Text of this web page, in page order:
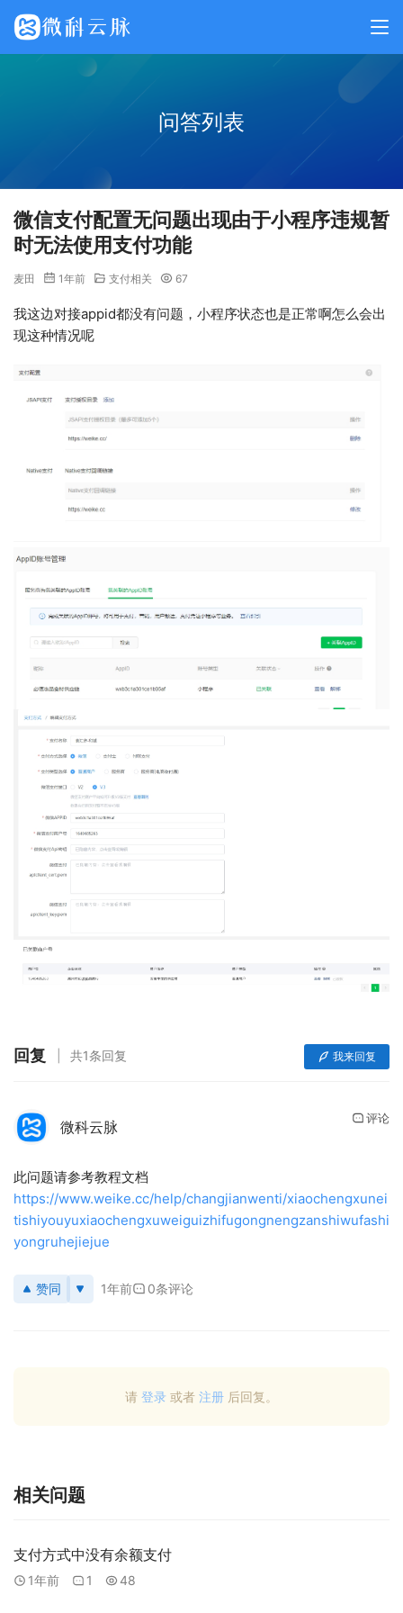
问答列表
微信支付配置无问题出现由于小程序违规暂
时无法使用支付功能
麦田 1年前 支付相关 67
我这边对接appid都没有问题，小程序状态也是正常啊怎么会出
现这种情况呢
回复 共1条回复 我来回复
微科云脉 评论
此问题请参考教程文档
https://www.weike.cc/help/changjianwenti/xiaochengxunei
tishiyouyuxiaochengxuweiguizhifugongnengzanshiwufashi
yongruhejiejue
赞同 1年前 0条评论
请 登录 或者 注册 后回复。
相关问题
支付方式中没有余额支付
1年前 1 48